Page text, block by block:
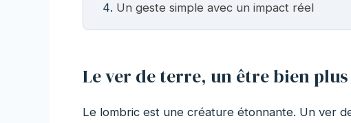
Un geste simple avec un impact réel
Le ver de terre, un être bien
Le lombric est une créature étonnante. Un ver